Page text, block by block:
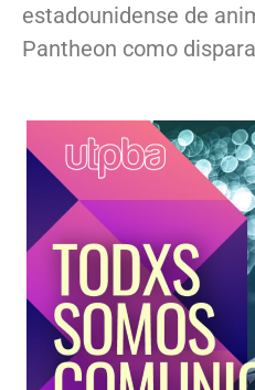
estadounidense de
Pantheon como